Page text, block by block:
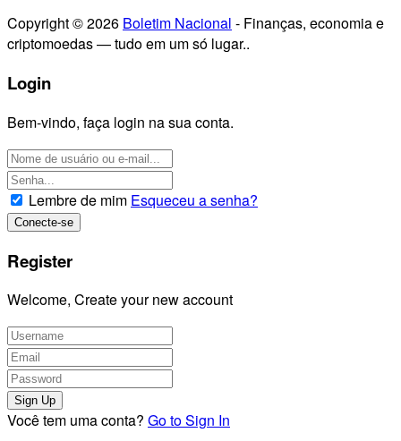
Copyright © 2026 Boletim Nacional - Finanças, economia e
criptomoedas — tudo em um só lugar..
Login
Bem-vindo, faça login na sua conta.
Lembre de mim Esqueceu a senha?
Register
Welcome, Create your new account
Você tem uma conta? Go to Sign In